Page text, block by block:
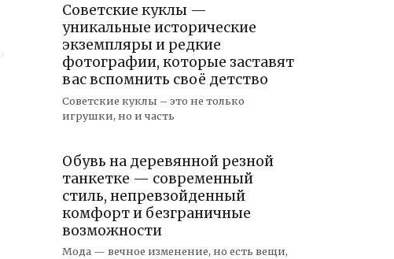
Советские куклы —
уникальные исторические
экземпляры и редкие
фотографии, которые заставят
вас вспомнить своё детство
Советские куклы – это не только
игрушки, но и часть
Обувь на деревянной резной
танкетке — современный
стиль, непревзойденный
комфорт и безграничные
возможности
Мода — вечное изменение, но есть вещи,